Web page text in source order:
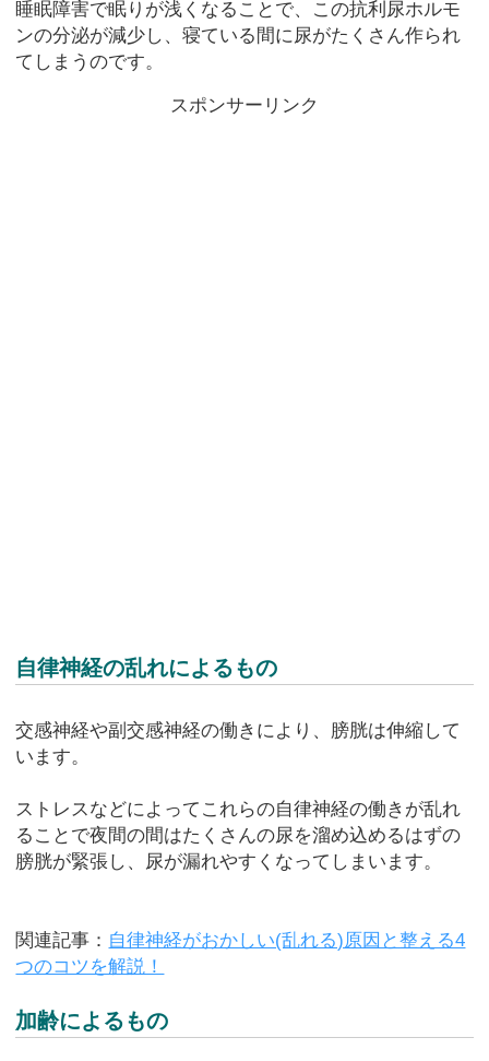
睡眠障害で眠りが浅くなることで、この抗利尿ホルモ
ンの分泌が減少し、寝ている間に尿がたくさん作られ
てしまうのです。
スポンサーリンク
自律神経の乱れによるもの
交感神経や副交感神経の働きにより、膀胱は伸縮して
います。
ストレスなどによってこれらの自律神経の働きが乱れ
ることで夜間の間はたくさんの尿を溜め込めるはずの
膀胱が緊張し、尿が漏れやすくなってしまいます。
関連記事： 自律神経がおかしい(乱れる)原因と整える4
つのコツを解説！
加齢によるもの